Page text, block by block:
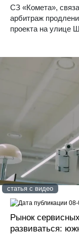
СЗ «Комета»,
арбитраж
проекта на улице
статья с видео
Рынок
развиваться: